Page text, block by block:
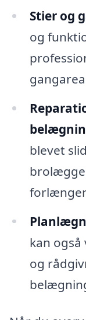
Stier og
og
blevet
kan
og